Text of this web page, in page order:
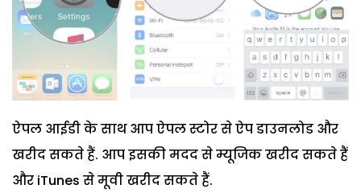
ऐपल आईडी के साथ आप ऐपल स्टोर से ऐप डाउनलोड और
खरीद सकते हैं. आप इसकी मदद से म्यूजिक खरीद सकते हैं
और iTunes से मूवी खरीद सकते हैं.